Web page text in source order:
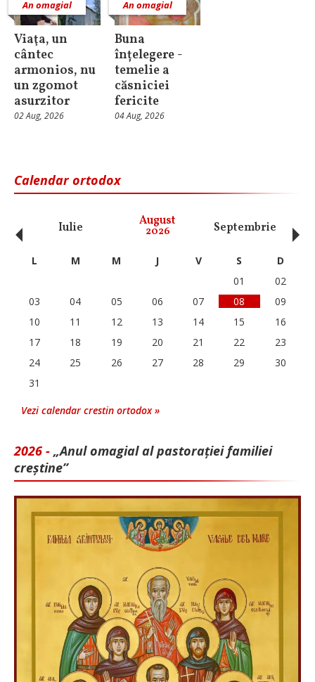
An omagial
Viaţa, un
cântec
armonios, nu
un zgomot
asurzitor
02 Aug, 2026
An omagial
Buna
înțelegere -
temelie a
căsniciei
fericite
04 Aug, 2026
Calendar ortodox
Iulie August
2026 Septembrie
‹ L M M J V S
D
01
02
03
04 05 06 07 08
09
10
11 12 13 14 15
16
17
18 19 20 21 22
23
24
25 26 27 28 29
30
31
Vezi calendar crestin ortodox »
2026 - „Anul omagial al pastorației familiei
creștine”